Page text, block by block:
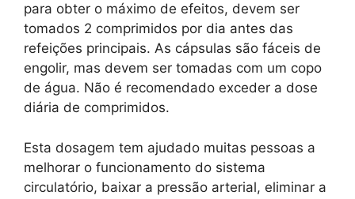
para obter o máximo de efeitos, devem ser
tomados 2 comprimidos por dia antes das
refeições principais. As cápsulas são fáceis de
engolir, mas devem ser tomadas com um copo
de água. Não é recomendado exceder a dose
diária de comprimidos.
Esta dosagem tem ajudado muitas pessoas a
melhorar o funcionamento do sistema
circulatório, baixar a pressão arterial, eliminar a